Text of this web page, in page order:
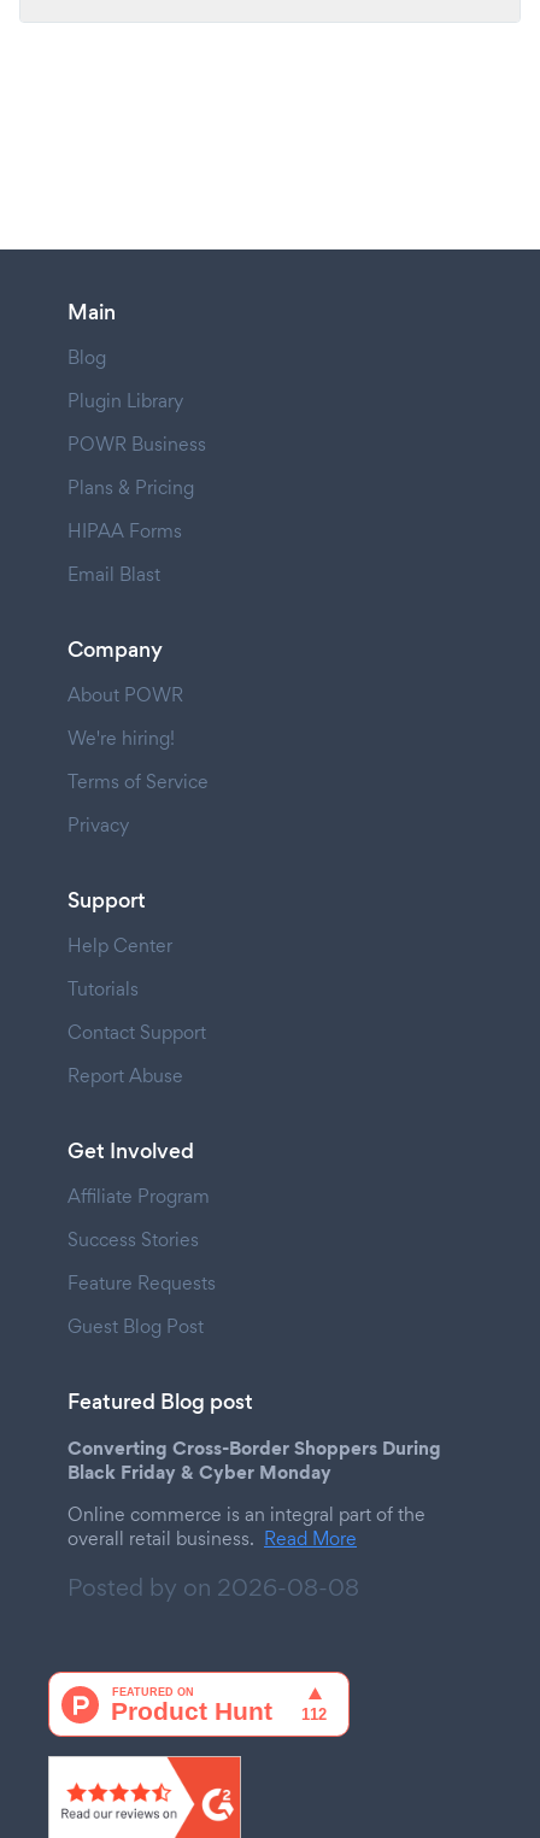
Main
Blog
Plugin Library
POWR Business
Plans & Pricing
HIPAA Forms
Email Blast
Company
About POWR
We're hiring!
Terms of Service
Privacy
Support
Help Center
Tutorials
Contact Support
Report Abuse
Get Involved
Affiliate Program
Success Stories
Feature Requests
Guest Blog Post
Featured Blog post
Converting Cross-Border Shoppers During
Black Friday & Cyber Monday
Online commerce is an integral part of the
overall retail business. Read More
Posted by on 2026-08-08